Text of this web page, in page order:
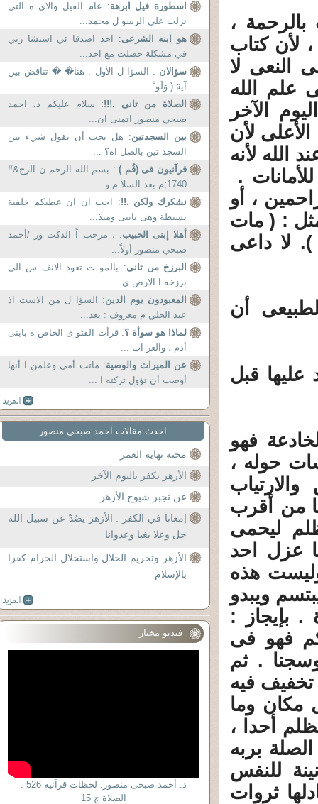
،
لأن كتاب
النعى لا
علم الله
الآخر
لأن
الله لأنه
.
، أو
: ( مات
لا داعى
أن
عليها قبل
فهو
حوله ،
من أقرب
ليحمى
عزل احد
هذه
ويبدو
. بإيجاز :
فهو فى
. ثم
تخفيف فيه
مكان وما
أحدا ،
بربه
للنفس
ثروات
اسطورة فيل ابرهة: عام الفيل والاي ه التي
نزلت على الرسو ل محمد...
هو ابنه الشرعى: احد اصدقا ئي استشا رني
في مشكلة حصلت مع احد...
سؤالان : السؤا ل الأول : هنا� � تناقض بين
آية ( وَلَو ْ ...
الصلاة من تانى .!!!: سلام عليكم د. احمد
صبحي منصور اتمنى ان...
بين السجدتين: هل يجب أن نقول شيء بين
السجد تين بالصل اة؟ ...
قرآنيون فى (قُم ) : بسم الله الرحم ن الرح&#
1740;م بعد السلا م و...
نشكرك ولكن .!!: احب ان ان عطيكم خلفية
بسيطة وهى باننى ومنذ...
أهلا إبنى الحبيب: ، مرحب اً الدكت ور /أحمد
صبحي منصور أولاً...
البرزخ من تانى: بالمو ت تعود الانف س الى
برزخه ا الارض ي ...
المعبودون يوم الدين: السؤا ل من الاست اذ
عبد الحلي م معروف : بعد...
لماذا هو سوأة ؟: قرأت الفتو ى الخاص ة بابنى
أدم ، والغر اب ...
عن الميراث والوصية: ماتت أمى وعلمن ا أنها
أوصت أن تؤول تركته ا ...
احدث مقالات آحمد صبحي منصور
محنة نهاية العمر
الأزهر يكفر باليوم الآخر
عن تجبر شيوخ الأزهر
إمعانا في الكفر : الأزهر يصُدّ عن سبيل الله
جل وعلا بغيا وعدوانا
الأزهر وتحريم الحلال واستحلال الحرام كفرا
بالإسلام
فيديو مختار
د. أحمد صبحى منصور: لحظات قرآنية 526 :
الصلاة ج 15